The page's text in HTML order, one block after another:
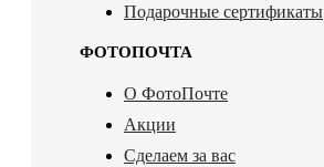
Подарочные сертификаты
ФОТОПОЧТА
О ФотоПочте
Акции
Сделаем за вас